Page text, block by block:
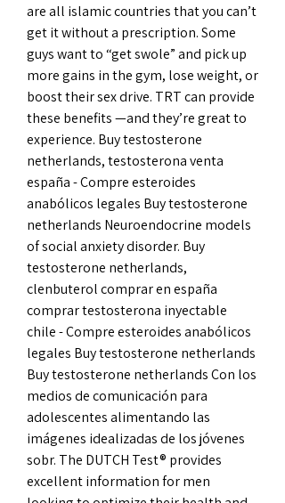
are all islamic countries that you can’t
get it without a prescription. Some
guys want to “get swole” and pick up
more gains in the gym, lose weight, or
boost their sex drive. TRT can provide
these benefits —and they’re great to
experience. Buy testosterone
netherlands, testosterona venta
españa - Compre esteroides
anabólicos legales Buy testosterone
netherlands Neuroendocrine models
of social anxiety disorder. Buy
testosterone netherlands,
clenbuterol comprar en españa
comprar testosterona inyectable
chile - Compre esteroides anabólicos
legales Buy testosterone netherlands
Buy testosterone netherlands Con los
medios de comunicación para
adolescentes alimentando las
imágenes idealizadas de los jóvenes
sobr. The DUTCH Test® provides
excellent information for men